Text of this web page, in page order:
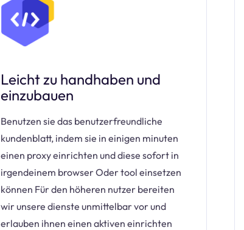
Leicht zu handhaben und
einzubauen
Benutzen sie das benutzerfreundliche
kundenblatt, indem sie in einigen minuten
einen proxy einrichten und diese sofort in
irgendeinem browser Oder tool einsetzen
können Für den höheren nutzer bereiten
wir unsere dienste unmittelbar vor und
erlauben ihnen einen aktiven einrichten